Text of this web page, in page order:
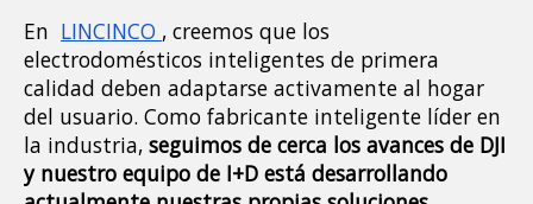
En LINCINCO , creemos que los
electrodomésticos inteligentes de primera
calidad deben adaptarse activamente al hogar
del usuario. Como fabricante inteligente líder en
la industria, seguimos de cerca los avances de DJI
y nuestro equipo de I+D está desarrollando